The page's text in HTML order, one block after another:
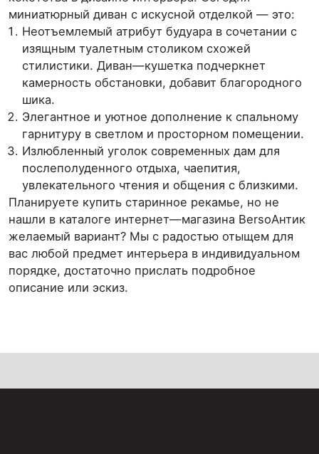
миниатюрный диван с искусной отделкой — это:
Неотъемлемый атрибут будуара в сочетании с
изящным туалетным столиком схожей
стилистики. Диван—кушетка подчеркнет
камерность обстановки, добавит благородного
шика.
Элегантное и уютное дополнение к спальному
гарнитуру в светлом и просторном помещении.
Излюбленный уголок современных дам для
послеполуденного отдыха, чаепития,
увлекательного чтения и общения с близкими.
Планируете купить старинное рекамье, но не
нашли в каталоге интернет—магазина BersoАнтик
желаемый вариант? Мы с радостью отыщем для
вас любой предмет интерьера в индивидуальном
порядке, достаточно прислать подробное
описание или эскиз.